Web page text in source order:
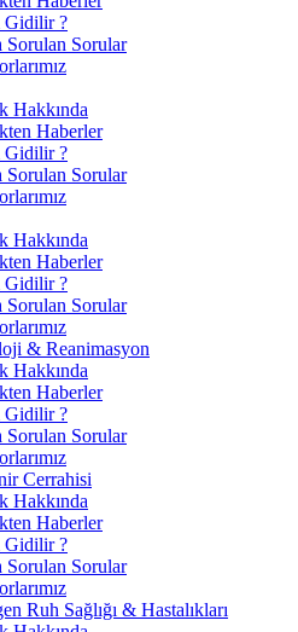
Gidilir ?
Sorulan Sorular
Hakkında
Haberler
Gidilir ?
Sorulan Sorular
Hakkında
Haberler
Gidilir ?
Sorulan Sorular
& Reanimasyon
Hakkında
Haberler
Gidilir ?
Sorulan Sorular
Cerrahisi
Hakkında
Haberler
Gidilir ?
Sorulan Sorular
Ruh Sağlığı & Hastalıkları